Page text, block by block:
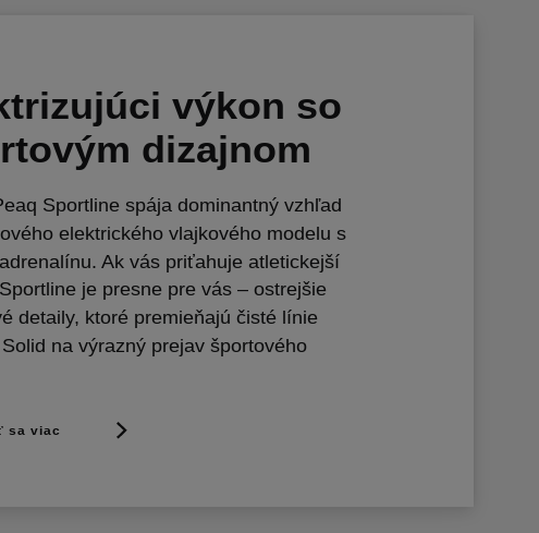
výkon so
dizajnom
Sportline spája dominantný vzhľad
elektrického vlajkového modelu s
Ak vás priťahuje atletickejší
je presne pre vás – ostrejšie
detaily, ktoré premieňajú čisté línie
na výrazný prejav športového
sa viac